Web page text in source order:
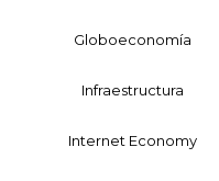
Globoeconomía
Infraestructura
Internet Economy